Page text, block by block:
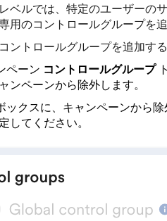
ベルでは、特定のユーザーの
用のコントロールグループを追
ントロールグループを追加す
ペーン コントロールグループ
ンペーンから除外します。
ックスに、キャンペーンから
してください。